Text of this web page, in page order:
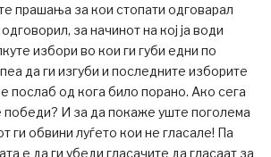
прашања за кои стопати одговарал
за начинот на кој ја води
избори во кои ги губи едни по
да ги изгуби и последните изборите
од кога било порано. Ако сега
победи? И за да покаже уште поголема
ги обвини луѓето кои не гласале! Па
е да ги убеди гласачите да гласаат за